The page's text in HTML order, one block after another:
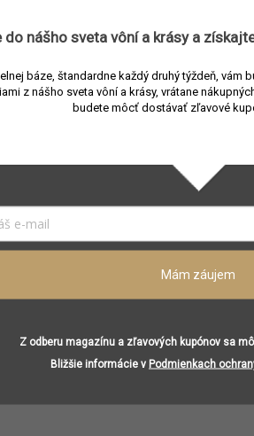
≤ 50 ml
Jeseň,Zima
Unisex
Francúzsko
Príchuť vodnej fajky, škorica
Tabak, Everlasting živica
Podobné
do nášho sveta vôní a krásy a
báze, štandardne každý druhý týždeň, vám
z nášho sveta vôní a krásy, vrátane
budete môcť dostávať zľavové
Mám záujem
Z odberu magazínu a zľavových kupónov sa
Bližšie informácie v Podmienkach